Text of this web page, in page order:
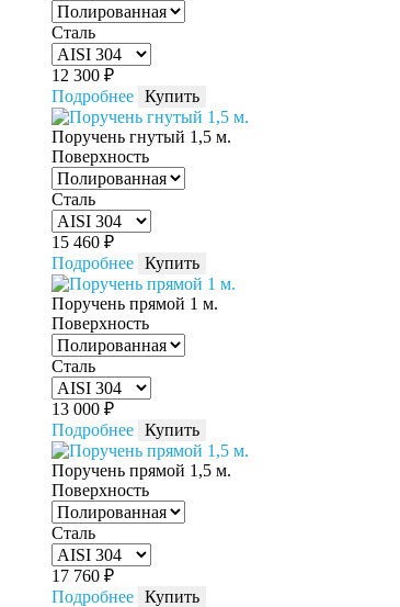
Сталь
12 300 ₽
Подробнее Купить
Поручень гнутый 1,5 м.
Поверхность
Сталь
15 460 ₽
Подробнее Купить
Поручень прямой 1 м.
Поверхность
Сталь
13 000 ₽
Подробнее Купить
Поручень прямой 1,5 м.
Поверхность
Сталь
17 760 ₽
Подробнее Купить